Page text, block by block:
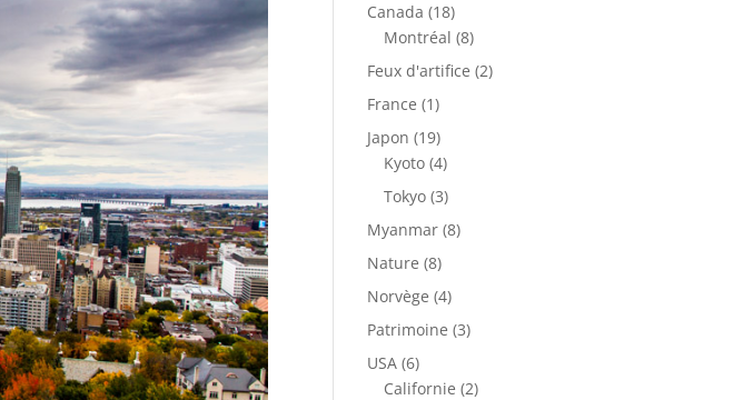
Canada (18)
Montréal (8)
Feux d'artifice (2)
France (1)
Japon (19)
Kyoto (4)
Tokyo (3)
Myanmar (8)
Nature (8)
Norvège (4)
Patrimoine (3)
USA (6)
Californie (2)